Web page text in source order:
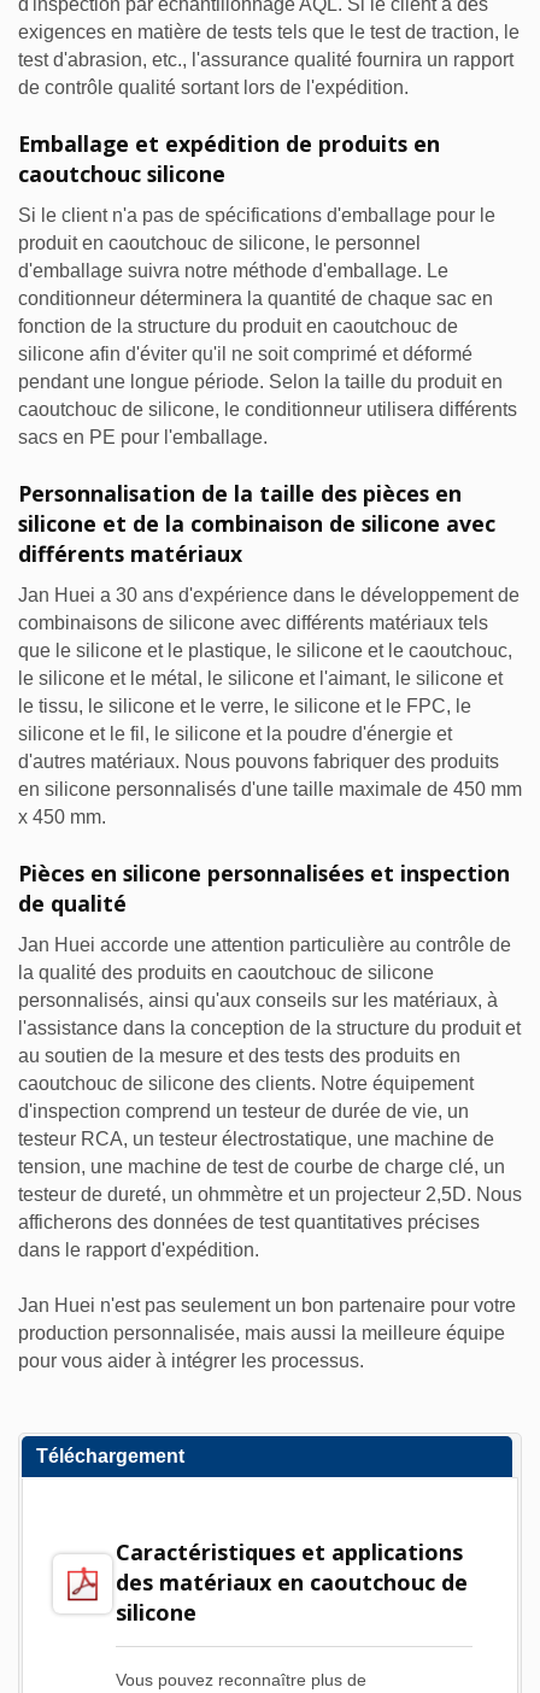
d'inspection par échantillonnage AQL. Si le client a des
exigences en matière de tests tels que le test de traction, le
test d'abrasion, etc., l'assurance qualité fournira un rapport
de contrôle qualité sortant lors de l'expédition.
Emballage et expédition de produits en
caoutchouc silicone
Si le client n'a pas de spécifications d'emballage pour le
produit en caoutchouc de silicone, le personnel
d'emballage suivra notre méthode d'emballage. Le
conditionneur déterminera la quantité de chaque sac en
fonction de la structure du produit en caoutchouc de
silicone afin d'éviter qu'il ne soit comprimé et déformé
pendant une longue période. Selon la taille du produit en
caoutchouc de silicone, le conditionneur utilisera différents
sacs en PE pour l'emballage.
Personnalisation de la taille des pièces en
silicone et de la combinaison de silicone avec
différents matériaux
Jan Huei a 30 ans d'expérience dans le développement de
combinaisons de silicone avec différents matériaux tels
que le silicone et le plastique, le silicone et le caoutchouc,
le silicone et le métal, le silicone et l'aimant, le silicone et
le tissu, le silicone et le verre, le silicone et le FPC, le
silicone et le fil, le silicone et la poudre d'énergie et
d'autres matériaux. Nous pouvons fabriquer des produits
en silicone personnalisés d'une taille maximale de 450 mm
x 450 mm.
Pièces en silicone personnalisées et inspection
de qualité
Jan Huei accorde une attention particulière au contrôle de
la qualité des produits en caoutchouc de silicone
personnalisés, ainsi qu'aux conseils sur les matériaux, à
l'assistance dans la conception de la structure du produit et
au soutien de la mesure et des tests des produits en
caoutchouc de silicone des clients. Notre équipement
d'inspection comprend un testeur de durée de vie, un
testeur RCA, un testeur électrostatique, une machine de
tension, une machine de test de courbe de charge clé, un
testeur de dureté, un ohmmètre et un projecteur 2,5D. Nous
afficherons des données de test quantitatives précises
dans le rapport d'expédition.
Jan Huei n'est pas seulement un bon partenaire pour votre
production personnalisée, mais aussi la meilleure équipe
pour vous aider à intégrer les processus.
Téléchargement
Caractéristiques et applications
des matériaux en caoutchouc de
silicone
Vous pouvez reconnaître plus de